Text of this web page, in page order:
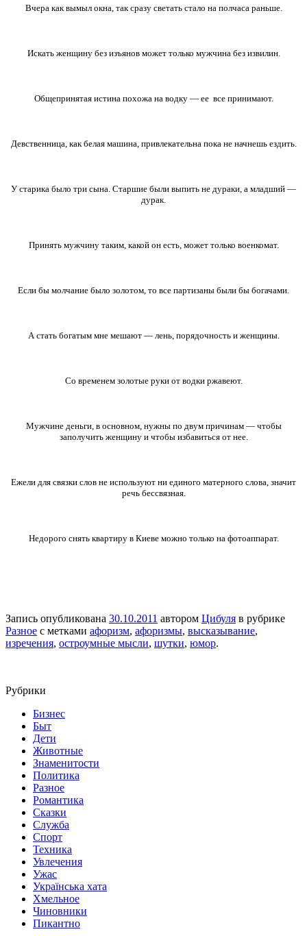
Вчера как вымыл окна, так сразу светать стало на полчаса раньше.
Искать женщину без изъянов может только мужчина без извилин.
Общепринятая истина похожа на водку — ее все принимают.
Девственница, как белая машина, привлекательна пока не начнешь ездить.
У старика было три сына. Старшие были выпить не дураки, а младший —
дурак.
Принять мужчину таким, какой он есть, может только военкомат.
Если бы молчание было золотом, то все партизаны были бы богачами.
А стать богатым мне мешают — лень, порядочность и женщины.
Со временем золотые руки от водки ржавеют.
Мужчине деньги, в основном, нужны по двум причинам — чтобы
заполучить женщину и чтобы избавиться от нее.
Ежели для связки слов не используют ни единого матерного слова, значит
речь бессвязная.
Недорого снять квартиру в Киеве можно только на фотоаппарат.
Запись опубликована 30.10.2011 автором Цибуля в рубрике
Разное с метками афоризм, афоризмы, высказывание,
изречения, остроумные мысли, шутки, юмор.
Рубрики
Бизнес
Быт
Дети
Животные
Знаменитости
Политика
Разное
Романтика
Сказки
Служба
Спорт
Техника
Увлечения
Ужас
Українська хата
Хмельное
Чиновники
Пикантно